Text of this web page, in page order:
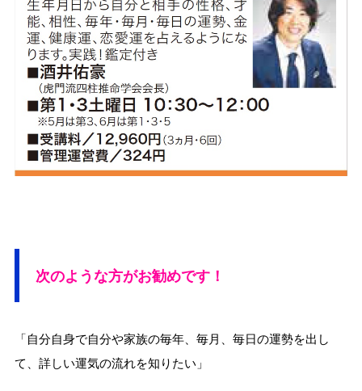
次のような方がお勧めです！
「自分自身で自分や家族の毎年、毎月、毎日の運勢を出し
て、詳しい運気の流れを知りたい」